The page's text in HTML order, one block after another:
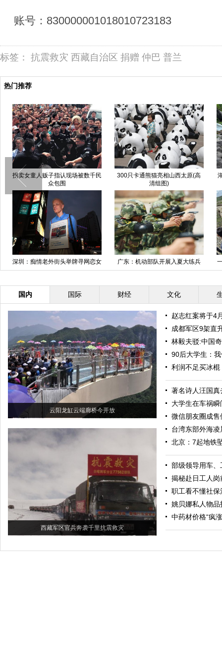
账号：830000001018010723183
标签： 抗震救灾 西藏自治区 捐赠 仲巴 普兰
热门推荐
拐卖女童人贩子指认现场被数千民
众包围
300只卡通熊猫亮相山西太原(高
清组图)
深圳：痴情老外街头举牌寻网恋女
友
广东：机动部队开展入夏大练兵
国内 国际 财经 文化
云阳龙缸云端廊桥今开放
西藏军区官兵奔袭千里抗震救灾
赵志红案将于4
成都军区9架直
林毅夫驳:中国
90后大学生：
利润不足买冰
著名诗人汪国
大学生在车祸
微信朋友圈成
台湾东部外海
北京：7起地铁
部级领导用车
揭秘赴日工人
职工看不懂社
姚贝娜私人物
中药材价格“疯